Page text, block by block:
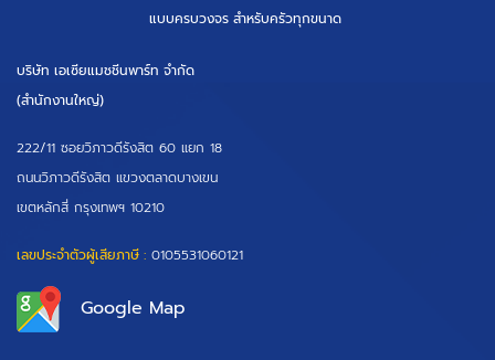
แบบครบวงจร สำหรับครัวทุกขนาด
บริษัท เอเซียแมชชีนพาร์ท จำกัด
(สำนักงานใหญ่)
222/11 ซอยวิภาวดีรังสิต 60 แยก 18
ถนนวิภาวดีรังสิต แขวงตลาดบางเขน
เขตหลักสี่ กรุงเทพฯ 10210
เลขประจำตัวผู้เสียภาษี : 0105531060121
Google Map